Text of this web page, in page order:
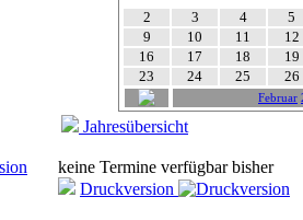
2 3 4
5
9
10 11
12
16
17 18
19
23
24 25 26
Februar
Jahresübersicht
keine Termine verfügbar bisher
Druckversion